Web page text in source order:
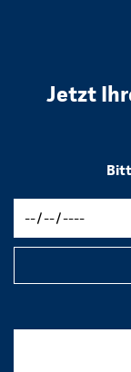
Jetzt